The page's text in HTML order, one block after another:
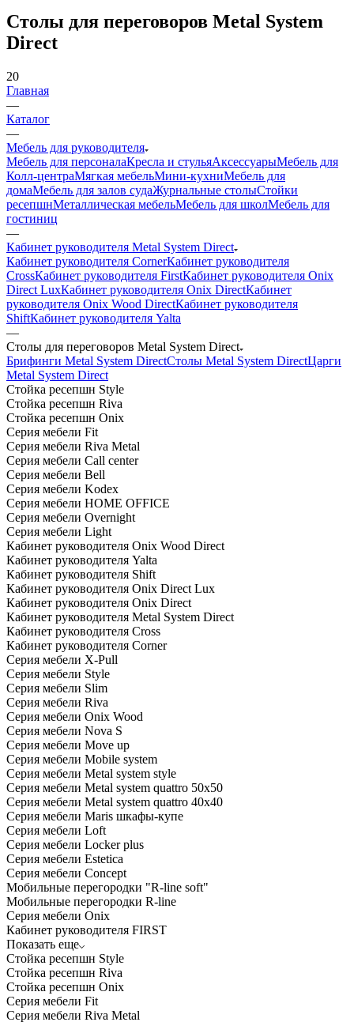
Столы для переговоров Metal System
Direct
20
Главная
—
Каталог
—
Мебель для руководителя
Мебель для персоналаКресла и стульяАксессуарыМебель для
Колл-центраМягкая мебельМини-кухниМебель для
домаМебель для залов судаЖурнальные столыСтойки
ресепшнМеталлическая мебельМебель для школМебель для
гостиниц
—
Кабинет руководителя Metal System Direct
Кабинет руководителя CornerКабинет руководителя
CrossКабинет руководителя FirstКабинет руководителя Onix
Direct LuxКабинет руководителя Onix DirectКабинет
руководителя Onix Wood DirectКабинет руководителя
ShiftКабинет руководителя Yalta
—
Столы для переговоров Metal System Direct
Брифинги Metal System DirectСтолы Metal System DirectЦарги
Metal System Direct
Стойка ресепшн Style
Стойка ресепшн Riva
Стойка ресепшн Onix
Серия мебели Fit
Серия мебели Riva Metal
Серия мебели Call center
Серия мебели Bell
Серия мебели Kodex
Серия мебели HOME OFFICE
Серия мебели Overnight
Серия мебели Light
Кабинет руководителя Onix Wood Direct
Кабинет руководителя Yalta
Кабинет руководителя Shift
Кабинет руководителя Onix Direct Lux
Кабинет руководителя Onix Direct
Кабинет руководителя Metal System Direct
Кабинет руководителя Cross
Кабинет руководителя Corner
Серия мебели X-Pull
Серия мебели Style
Серия мебели Slim
Серия мебели Riva
Серия мебели Onix Wood
Серия мебели Nova S
Серия мебели Move up
Серия мебели Mobile system
Серия мебели Metal system style
Серия мебели Metal system quattro 50x50
Серия мебели Metal system quattro 40x40
Серия мебели Maris шкафы-купе
Серия мебели Loft
Серия мебели Locker plus
Серия мебели Estetica
Серия мебели Concept
Мобильные перегородки "R-line soft"
Мобильные перегородки R-line
Серия мебели Onix
Кабинет руководителя FIRST
Показать еще
Стойка ресепшн Style
Стойка ресепшн Riva
Стойка ресепшн Onix
Серия мебели Fit
Серия мебели Riva Metal